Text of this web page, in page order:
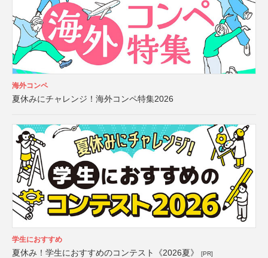
海外コンペ
夏休みにチャレンジ！海外コンペ特集2026
学生におすすめ
夏休み！学生におすすめのコンテスト《2026夏》 [PR]